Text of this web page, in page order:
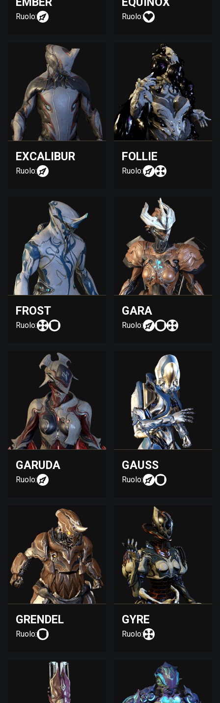
Ruolo: Ruolo:
EXCALIBUR
Ruolo:
FOLLIE
Ruolo:
FROST
Ruolo:
GARA
Ruolo:
GARUDA
Ruolo:
GAUSS
Ruolo:
GRENDEL
Ruolo:
GYRE
Ruolo: